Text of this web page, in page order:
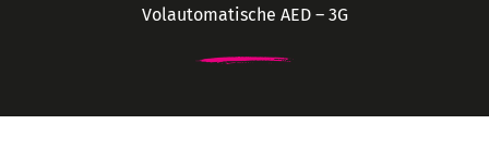
Volautomatische AED – 3G